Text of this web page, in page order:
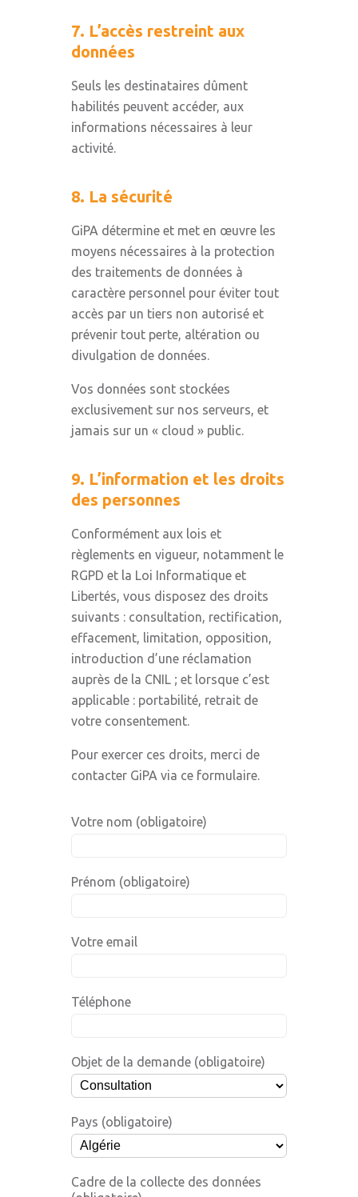
7. L’accès restreint aux
données
Seuls les destinataires dûment
habilités peuvent accéder, aux
informations nécessaires à leur
activité.
8. La sécurité
GiPA détermine et met en œuvre les
moyens nécessaires à la protection
des traitements de données à
caractère personnel pour éviter tout
accès par un tiers non autorisé et
prévenir tout perte, altération ou
divulgation de données.
Vos données sont stockées
exclusivement sur nos serveurs, et
jamais sur un « cloud » public.
9. L’information et les droits
des personnes
Conformément aux lois et
règlements en vigueur, notamment le
RGPD et la Loi Informatique et
Libertés, vous disposez des droits
suivants : consultation, rectification,
effacement, limitation, opposition,
introduction d’une réclamation
auprès de la CNIL ; et lorsque c’est
applicable : portabilité, retrait de
votre consentement.
Pour exercer ces droits, merci de
contacter GiPA via ce formulaire.
Votre nom (obligatoire)
Prénom (obligatoire)
Votre email
Téléphone
Objet de la demande (obligatoire)
Pays (obligatoire)
Cadre de la collecte des données